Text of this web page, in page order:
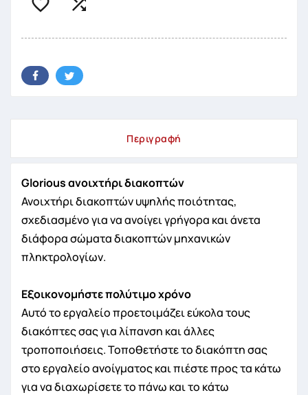
Περιγραφή
Glorious ανοιχτήρι διακοπτών
Ανοιχτήρι διακοπτών υψηλής ποιότητας,
σχεδιασμένο για να ανοίγει γρήγορα και άνετα
διάφορα σώματα διακοπτών μηχανικών
πληκτρολογίων.
Εξοικονομήστε πολύτιμο χρόνο
Αυτό το εργαλείο προετοιμάζει εύκολα τους
διακόπτες σας για λίπανση και άλλες
τροποποιήσεις. Τοποθετήστε το διακόπτη σας
στο εργαλείο ανοίγματος και πιέστε προς τα κάτω
για να διαχωρίσετε το πάνω και το κάτω